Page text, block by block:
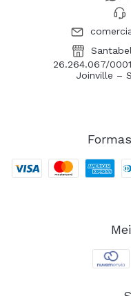
26.264.067/
Joinville –